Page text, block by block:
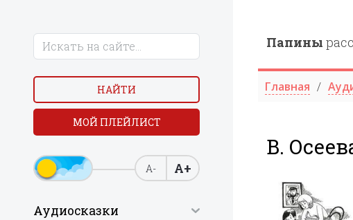
НАЙТИ
МОЙ ПЛЕЙЛИСТ
А- А+
Аудиосказки
Папины
Главная
В.